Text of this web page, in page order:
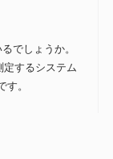
でしょうか。
するシステム
。